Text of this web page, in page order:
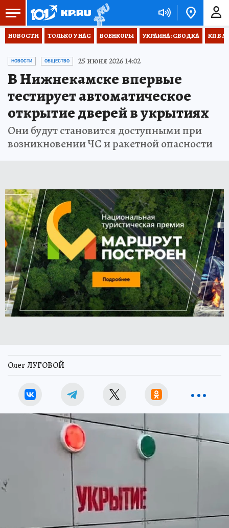
НОВОСТИ ТОЛЬКО У НАС ВОЕНКОРЫ УКРАИНА: СВОДКА КП В
НОВОСТИ ОБЩЕСТВО 25 июня 2026 14:02
В Нижнекамске впервые
тестирует автоматическое
открытие дверей в укрытиях
Они будут становится доступными при
возникновении ЧС и ракетной опасности
Олег ЛУГОВОЙ